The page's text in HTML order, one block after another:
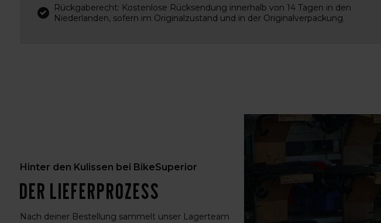
Rückgaberecht: Kostenlose Rücksendung innerhalb von 14 Tagen in den
Niederlanden, sofern im Originalzustand und in der Originalverpackung.
Hinter den Kulissen bei BikeSuperior
Der Lieferprozess
Nach deiner Bestellung sammelt unser Lagerteam